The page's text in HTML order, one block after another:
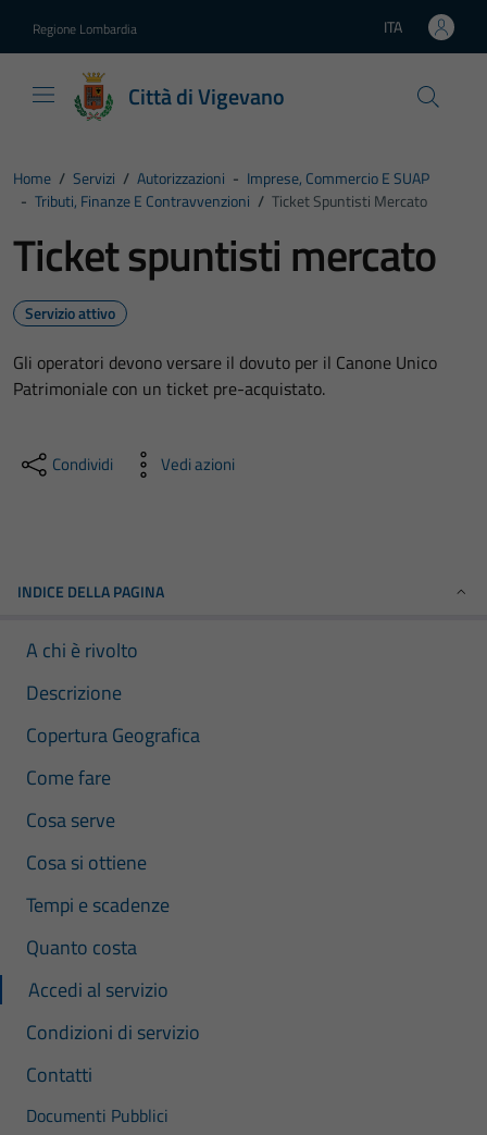
Regione Lombardia Lingua attiva:
ITA
Città di Vigevano
Home / Servizi / Autorizzazioni - Imprese, Commercio E SUAP
- Tributi, Finanze E Contravvenzioni / Ticket Spuntisti Mercato
Ticket spuntisti mercato
Servizio attivo
Gli operatori devono versare il dovuto per il Canone Unico
Patrimoniale con un ticket pre-acquistato.
Condividi Vedi azioni
INDICE DELLA PAGINA
A chi è rivolto
Descrizione
Copertura Geografica
Come fare
Cosa serve
Cosa si ottiene
Tempi e scadenze
Quanto costa
Accedi al servizio
Condizioni di servizio
Contatti
Documenti Pubblici